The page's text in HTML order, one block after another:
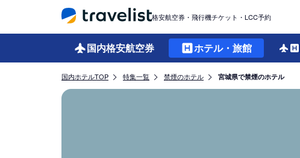
格安航空券・飛行機チケット・LCC予約
国内格安航空券 ホテル・旅館
国内ホテルTOP 特集一覧 禁煙のホテル 宮城県で禁煙のホテル